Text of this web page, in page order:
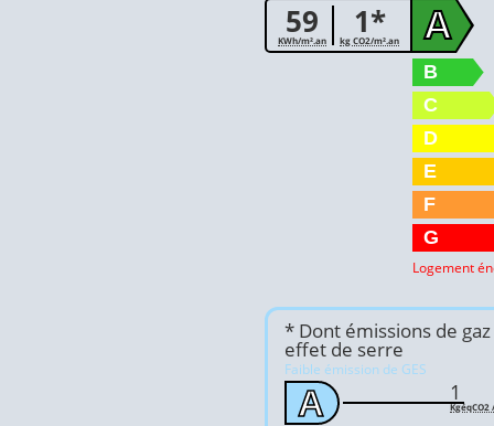
59
KWh/m².an 1*
kg CO2/m².an A
B
C
D
E
F
G
Logement
* Dont émissions de gaz
effet de serre
Faible émission de GES
A 1
KgéqCO2